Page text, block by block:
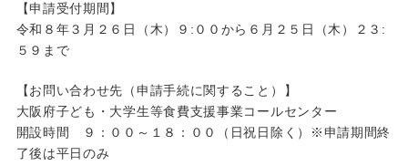
【申請受付期間】
令和８年３月２６日（木）９:００から６月２５日（木）２３:
５９まで
【お問い合わせ先（申請手続に関すること）】
大阪府子ども・大学生等食費支援事業コールセンター
開設時間 ９：００～１８：００（日祝日除く）※申請期間終
了後は平日のみ